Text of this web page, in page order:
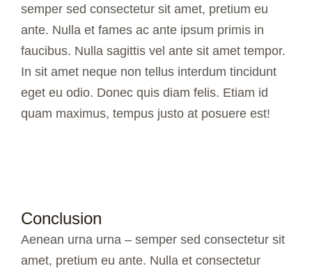
semper sed consectetur sit amet, pretium eu
ante. Nulla et fames ac ante ipsum primis in
faucibus. Nulla sagittis vel ante sit amet tempor.
In sit amet neque non tellus interdum tincidunt
eget eu odio. Donec quis diam felis. Etiam id
quam maximus, tempus justo at posuere est!
Conclusion
Aenean urna urna – semper sed consectetur sit
amet, pretium eu ante. Nulla et consectetur